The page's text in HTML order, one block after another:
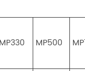
MP330 MP500